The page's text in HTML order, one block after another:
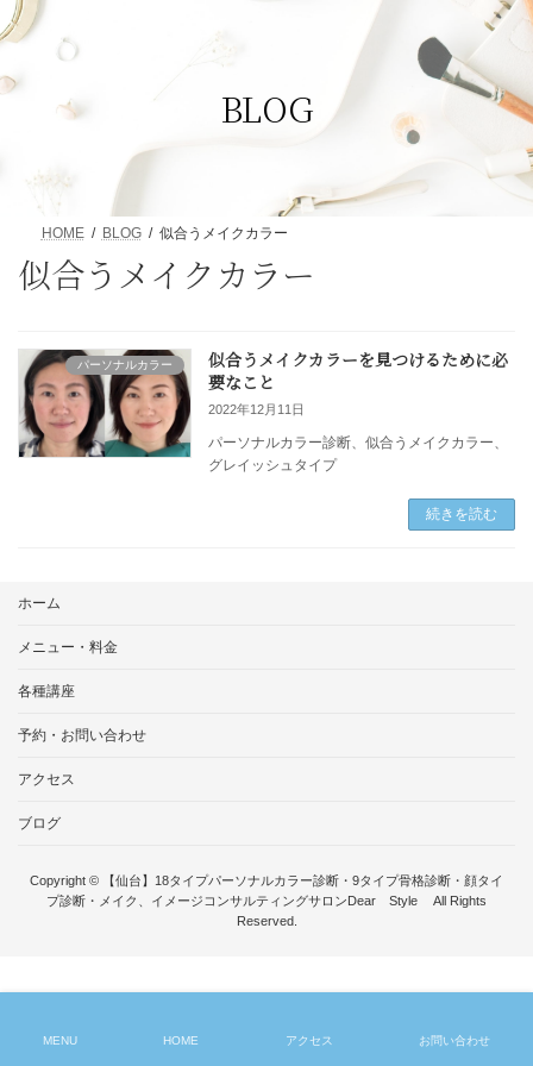
コ
ン
ン
ツ
ナ
ビ
ー
シ
BLOG
HOME BLOG 似合うメイクカラー
似合うメイクカラー
パーソナルカラー
似合うメイクカラーを見つけるために必
要なこと
2022年12月11日
パーソナルカラー診断、似合うメイクカラー、
グレイッシュタイプ
続きを読む
ホーム
メニュー・料金
各種講座
予約・お問い合わせ
アクセス
ブログ
Copyright © 【仙台】18タイプパーソナルカラー診断・9タイプ骨格診断・顔タイ
プ診断・メイク、イメージコンサルティングサロンDear Style All Rights
Reserved.
MENU HOME アクセス お問い合わせ